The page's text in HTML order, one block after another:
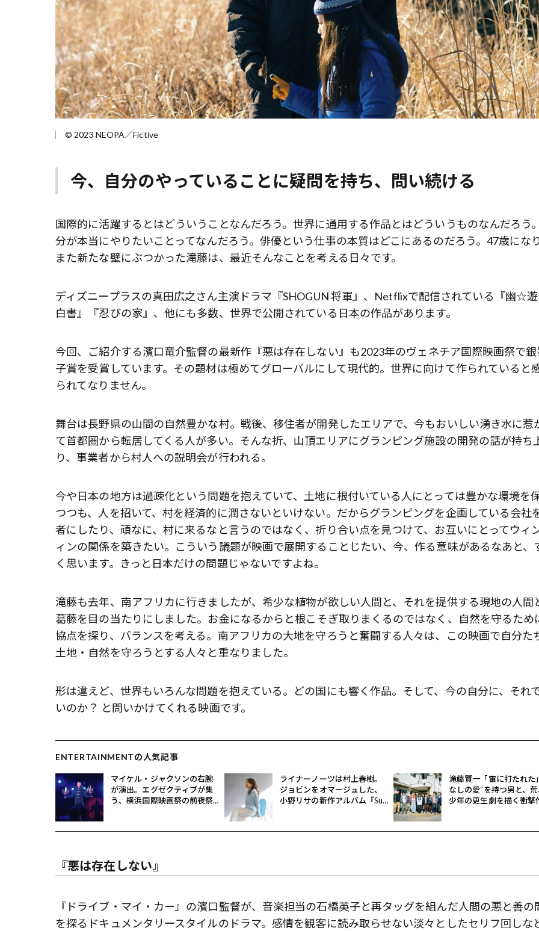
© 2023 NEOPA／Fictive
今、自分のやっていることに疑問を持ち、問い続ける
国際的に活躍するとはどういうことなんだろう。世界に通用する作品とはどういうものなんだろう
分が本当にやりたいことってなんだろう。俳優という仕事の本質はどこにあるのだろう。47歳になり
また新たな壁にぶつかった滝藤は、最近そんなことを考える日々です。
ディズニープラスの真田広之さん主演ドラマ『SHOGUN 将軍』、Netflixで配信されている『幽☆
白書』『忍びの家』、他にも多数、世界で公開されている日本の作品があります。
今回、ご紹介する濱口竜介監督の最新作『悪は存在しない』も2023年のヴェネチア国際映画祭で
子賞を受賞しています。その題材は極めてグローバルにして現代的。世界に向けて作られていると
られてなりません。
舞台は長野県の山間の自然豊かな村。戦後、移住者が開発したエリアで、今もおいしい湧き水に惹
て首都圏から転居してくる人が多い。そんな折、山頂エリアにグランピング施設の開発の話が持ち
り、事業者から村人への説明会が行われる。
今や日本の地方は過疎化という問題を抱えていて、土地に根付いている人にとっては豊かな環境を
つつも、人を招いて、村を経済的に潤さないといけない。だからグランピングを企画している会社
者にしたり、頑なに、村に来るなと言うのではなく、折り合い点を見つけて、お互いにとってウィ
ィンの関係を築きたい。こういう議題が映画で展開することじたい、今、作る意味があるなあと、
く思います。きっと日本だけの問題じゃないですよね。
滝藤も去年、南アフリカに行きましたが、希少な植物が欲しい人間と、それを提供する現地の人間
葛藤を目の当たりにしました。お金になるからと根こそぎ取りまくるのではなく、自然を守るため
協点を探り、バランスを考える。南アフリカの大地を守ろうと奮闘する人々は、この映画で自分た
土地・自然を守ろうとする人々と重なりました。
形は違えど、世界もいろんな問題を抱えている。どの国にも響く作品。そして、今の自分に、それ
いのか？ と問いかけてくれる映画です。
ENTERTAINMENTの人気記事
マイケル・ジャクソンの右腕
が演出。エグゼクティブが集
う、横浜国際映画祭の前夜祭
ライナーノーツは村上春樹。
ジョビンをオマージュした、
小野リサの新作アルバム『Sue
滝藤賢一「雷に打たれた
なしの愛”を持つ男と、
少年の更生劇を描く衝撃
『悪は存在しない』
『ドライブ・マイ・カー』の濱口監督が、音楽担当の石橋英子と再タッグを組んだ人間の悪と善の
を探るドキュメンタリースタイルのドラマ。感情を観客に読み取らせない淡々としたセリフ回しな
歌舞伎俳優・尾上右近が休息を過
前列ホテル「UMITO 熱海 別邸」